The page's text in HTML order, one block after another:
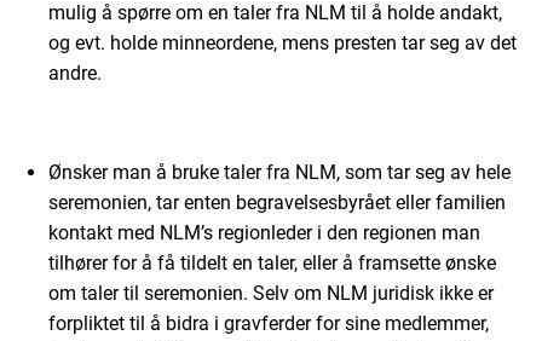
mulig å spørre om en taler fra NLM til å holde andakt,
og evt. holde minneordene, mens presten tar seg av det
andre.
Ønsker man å bruke taler fra NLM, som tar seg av hele
seremonien, tar enten begravelsesbyrået eller familien
kontakt med NLM’s regionleder i den regionen man
tilhører for å få tildelt en taler, eller å framsette ønske
om taler til seremonien. Selv om NLM juridisk ikke er
forpliktet til å bidra i gravferder for sine medlemmer,